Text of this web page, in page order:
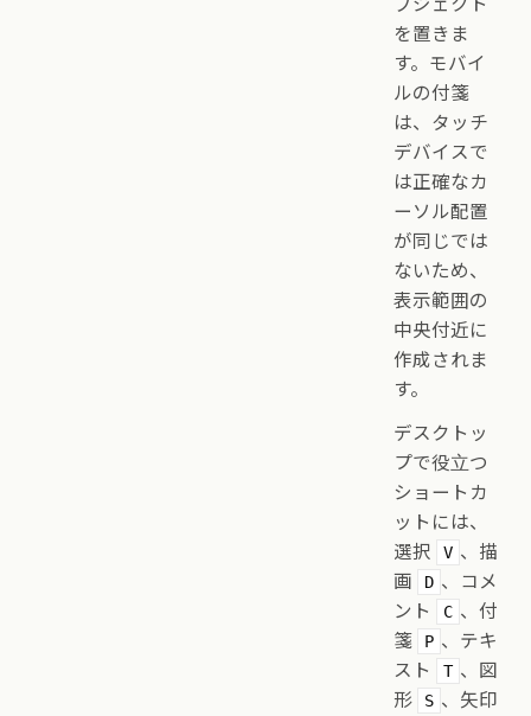
を置きま
す。モバイ
ルの付箋
は、タッチ
デバイスで
は正確なカ
ーソル配置
が同じでは
ないため、
表示範囲の
中央付近に
作成されま
す。
デスクトッ
プで役立つ
ショートカ
ットには、
選択
V 、描
画
D 、コメ
ント
C 、付
箋
P 、テキ
スト
T 、図
形
S 、矢印